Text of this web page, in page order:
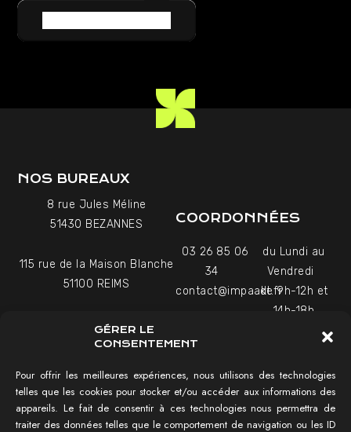
GÉRER LE
CONSENTEMENT
Pour offrir les meilleures expériences, nous utilisons des technologies
telles que les cookies pour stocker et/ou accéder aux informations des
appareils. Le fait de consentir à ces technologies nous permettra de
traiter des données telles que le comportement de navigation ou les ID
NOS BUREAUX
8 rue Jules Méline
51430 BEZANNES
115 rue de la Maison Blanche
51100 REIMS
27-29 Rue Raffet
75016 PARIS
COORDONNÉES
03 26 85 06
34
contact@impaakt.fr
du Lundi au
Vendredi
de 9h-12h et
14h-18h
Uniquement sur rendez-
NAVIGATION
Tester mon SEO !